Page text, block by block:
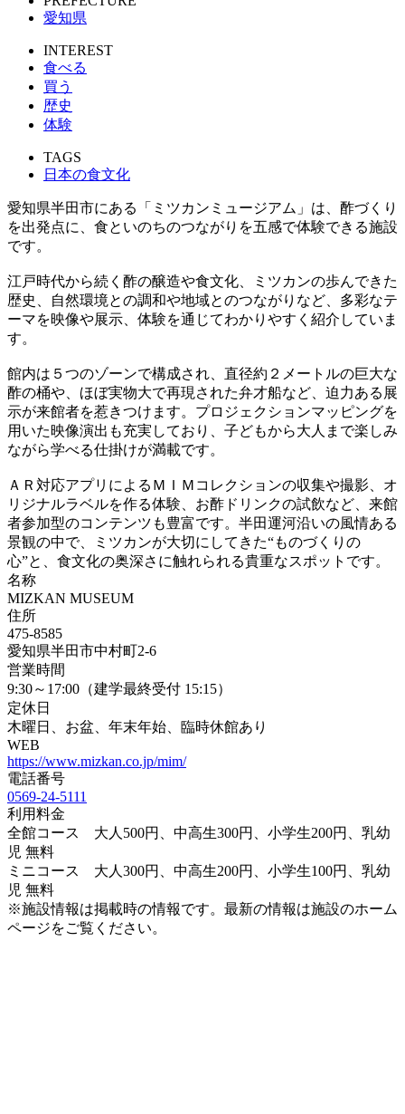
愛知県
INTEREST
食べる
買う
歴史
体験
TAGS
日本の食文化
愛知県半田市にある「ミツカンミュージアム」は、酢づくり
を出発点に、食といのちのつながりを五感で体験できる施設
です。
江戸時代から続く酢の醸造や食文化、ミツカンの歩んできた
歴史、自然環境との調和や地域とのつながりなど、多彩なテ
ーマを映像や展示、体験を通じてわかりやすく紹介していま
す。
館内は５つのゾーンで構成され、直径約２メートルの巨大な
酢の桶や、ほぼ実物大で再現された弁才船など、迫力ある展
示が来館者を惹きつけます。プロジェクションマッピングを
用いた映像演出も充実しており、子どもから大人まで楽しみ
ながら学べる仕掛けが満載です。
ＡＲ対応アプリによるＭＩＭコレクションの収集や撮影、オ
リジナルラベルを作る体験、お酢ドリンクの試飲など、来館
者参加型のコンテンツも豊富です。半田運河沿いの風情ある
景観の中で、ミツカンが大切にしてきた“ものづくりの
心”と、食文化の奥深さに触れられる貴重なスポットです。
名称
MIZKAN MUSEUM
住所
475-8585
愛知県半田市中村町2-6
営業時間
9:30～17:00（建学最終受付 15:15）
定休日
木曜日、お盆、年末年始、臨時休館あり
WEB
https://www.mizkan.co.jp/mim/
電話番号
0569-24-5111
利用料金
全館コース 大人500円、中高生300円、小学生200円、乳幼
児 無料
ミニコース 大人300円、中高生200円、小学生100円、乳幼
児 無料
※施設情報は掲載時の情報です。最新の情報は施設のホーム
ページをご覧ください。